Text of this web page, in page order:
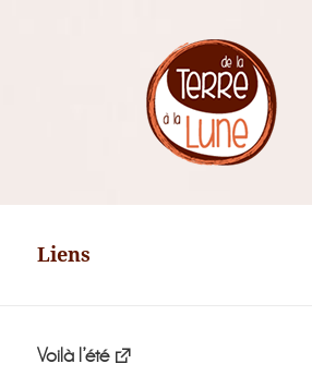
Liens
Voilà l’été